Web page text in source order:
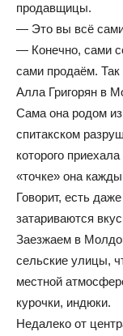
продавщицы.
— Это вы всё
— Конечно, сами
сами продаём. Так
Алла Григорян в
Сама она родом
спитакском
которого
«точке» она
Говорит, есть
затариваются
Заезжаем в
сельские улицы,
местной
курочки, индюки.
Недалеко от